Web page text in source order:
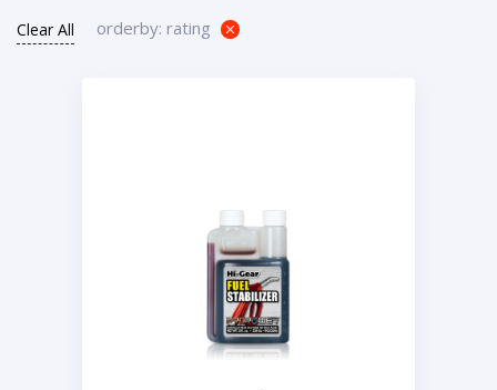
Clear All orderby: rating